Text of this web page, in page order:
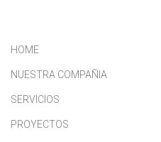
HOME
NUESTRA COMPAÑIA
SERVICIOS
PROYECTOS